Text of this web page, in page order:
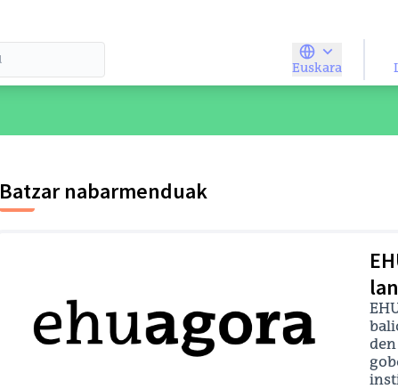
Euskara
Elegir el
Batzar nabarmenduak